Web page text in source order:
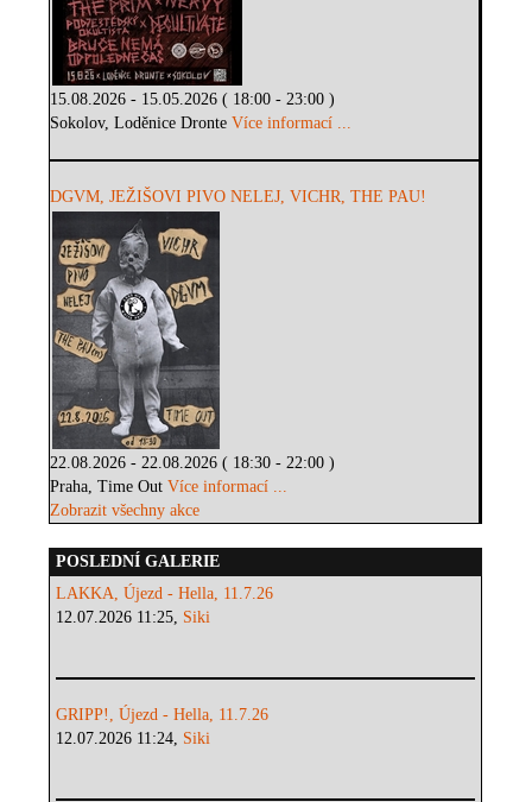
15.08.2026 - 15.05.2026 ( 18:00 - 23:00 )
Sokolov, Loděnice DronteVíce informací ...
DGVM, JEŽIŠOVI PIVO NELEJ, VICHR, THE PAU!
22.08.2026 - 22.08.2026 ( 18:30 - 22:00 )
Praha, Time OutVíce informací ...
Zobrazit všechny akce
POSLEDNÍ GALERIE
LAKKA, Újezd - Hella, 11.7.26
12.07.2026 11:25, Siki
GRIPP!, Újezd - Hella, 11.7.26
12.07.2026 11:24, Siki